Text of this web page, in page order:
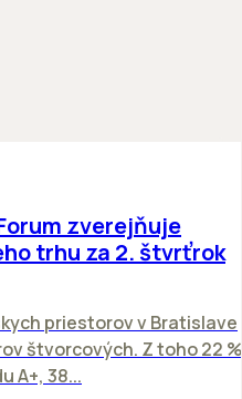
zverejňuje
trhu za 2. štvrťrok
priestorov v Bratislave
štvorcových. Z toho 22 %
A+, 38...